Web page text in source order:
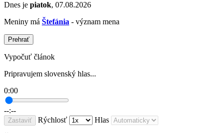
Dnes je piatok, 07.08.2026
Meniny má Štefánia - význam mena
Prehrať
Vypočuť článok
Pripravujem slovenský hlas...
0:00
--:--
Zastaviť Rýchlosť Hlas